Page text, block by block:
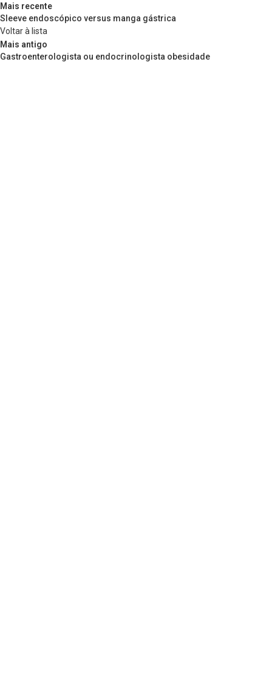
Mais recente
Sleeve endoscópico versus manga gástrica
Voltar à lista
Mais antigo
Gastroenterologista ou endocrinologista obesidade